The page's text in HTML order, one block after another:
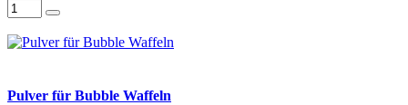
Pulver für Bubble Waffeln